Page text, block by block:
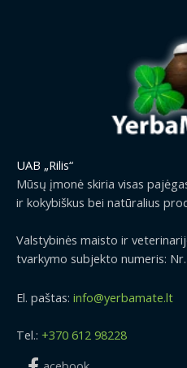
UAB „Rilis“
Mūsų įmonė skiria visas
ir kokybiškus bei natūralius
Valstybinės maisto ir
tvarkymo subjekto numeris:
El. paštas: info@yerbamate.lt
Tel.: +370 612 98228